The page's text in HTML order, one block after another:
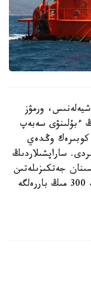
ورمۋز
ءبۇلىنۋى سەبەپ
كوبىرەك وڭدەي
ساراپشىلاردىڭ
جەتكىزىلەتىن
مۇناي كولەمى قايتا قالپىنا كەلىپ، تاۋلىگىنە 300 مىڭ باررەلگە